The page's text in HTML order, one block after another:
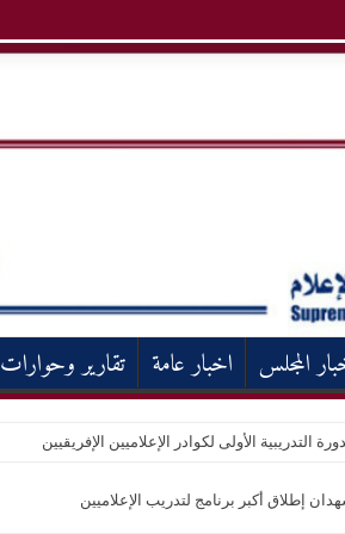
المجلس اخبار عامة تقارير وحوارات
التدريبية الأولى لكوادر الإعلاميين الإفريقيين
إطلاق أكبر برنامج لتدريب الإعلاميين